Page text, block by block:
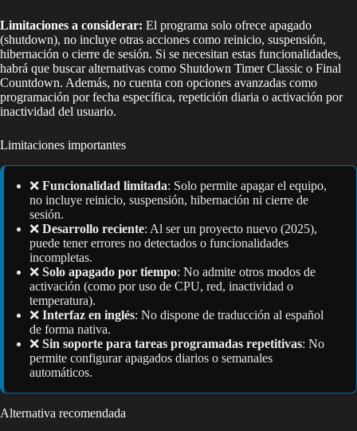
Limitaciones a considerar: El programa solo ofrece apagado
(shutdown), no incluye otras acciones como reinicio, suspensión,
hibernación o cierre de sesión. Si se necesitan estas funcionalidades,
habrá que buscar alternativas como Shutdown Timer Classic o Final
Countdown. Además, no cuenta con opciones avanzadas como
programación por fecha específica, repetición diaria o activación por
inactividad del usuario.
Limitaciones importantes
❌ Funcionalidad limitada: Solo permite apagar el equipo,
no incluye reinicio, suspensión, hibernación ni cierre de
sesión.
❌ Desarrollo reciente: Al ser un proyecto nuevo (2025),
puede tener errores no detectados o funcionalidades
incompletas.
❌ Solo apagado por tiempo: No admite otros modos de
activación (como por uso de CPU, red, inactividad o
temperatura).
❌ Interfaz en inglés: No dispone de traducción al español
de forma nativa.
❌ Sin soporte para tareas programadas repetitivas: No
permite configurar apagados diarios o semanales
automáticos.
Alternativa recomendada